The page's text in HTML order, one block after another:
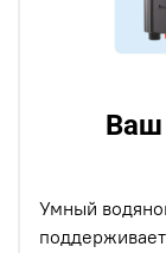
Ваш
Умный